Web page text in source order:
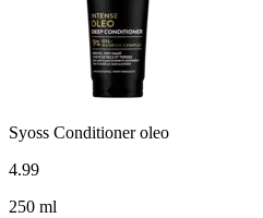
Syoss Conditioner oleo
4.99
250 ml